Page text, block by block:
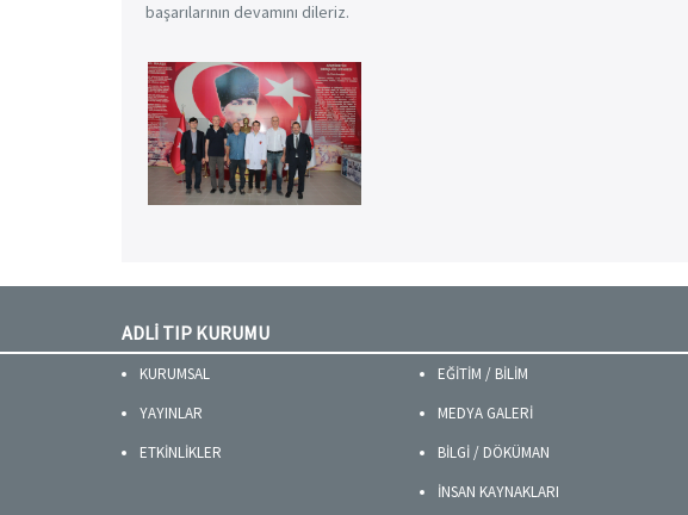
başarılarının devamını dileriz.
ADLİ TIP KURUMU
KURUMSAL
YAYINLAR
ETKİNLİKLER
EĞİTİM / BİLİM
MEDYA GALERİ
BİLGİ / DÖKÜMAN
İNSAN KAYNAKLARI